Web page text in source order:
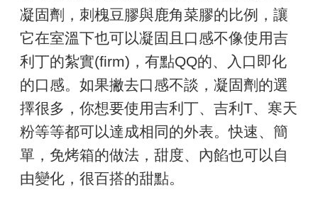
凝固劑，刺槐豆膠與鹿角菜膠的比例，讓
它在室溫下也可以凝固且口感不像使用吉
利丁的紮實(firm)，有點QQ的、入口即化
的口感。如果撇去口感不談，凝固劑的選
擇很多，你想要使用吉利丁、吉利T、寒天
粉等等都可以達成相同的外表。快速、簡
單，免烤箱的做法，甜度、內餡也可以自
由變化，很百搭的甜點。